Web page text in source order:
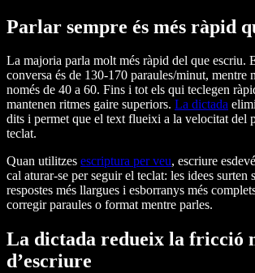
Parlar sempre és més ràpid
La majoria parla molt més ràpid del que escriu.
conversa és de 130-170 paraules/minut, mentre
només de 40 a 60. Fins i tot els qui teclegen
mantenen ritmes gaire superiors. La dictada
dits i permet que el text flueixi a la velocitat del
teclat.
Quan utilitzes escriptura per veu, escriure
cal aturar-se per seguir el teclat: les idees surten
respostes més llargues i esborranys més
corregir paraules o format mentre parles.
La dictada redueix la fricció
d’escriure